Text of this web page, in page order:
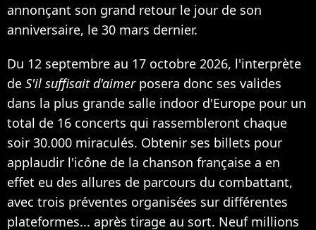
annonçant son grand retour le jour de son
anniversaire, le 30 mars dernier.
Du 12 septembre au 17 octobre 2026, l'interprète
de S'il suffisait d'aimer posera donc ses valides
dans la plus grande salle indoor d'Europe pour un
total de 16 concerts qui rassembleront chaque
soir 30.000 miraculés. Obtenir ses billets pour
applaudir l'icône de la chanson française a en
effet eu des allures de parcours du combattant,
avec trois préventes organisées sur différentes
plateformes... après tirage au sort. Neuf millions